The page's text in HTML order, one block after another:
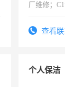
厂维修；
电话查看
个人保洁